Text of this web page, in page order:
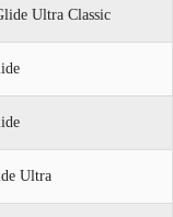
Ultra Classic
Ultra